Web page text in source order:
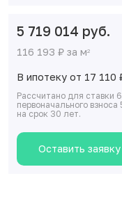
5 719 014 руб.
116 193 ₽ за м2
В ипотеку от 17 110
Рассчитано для ставки
первоначального взноса
на срок 30 лет.
Оставить заявку